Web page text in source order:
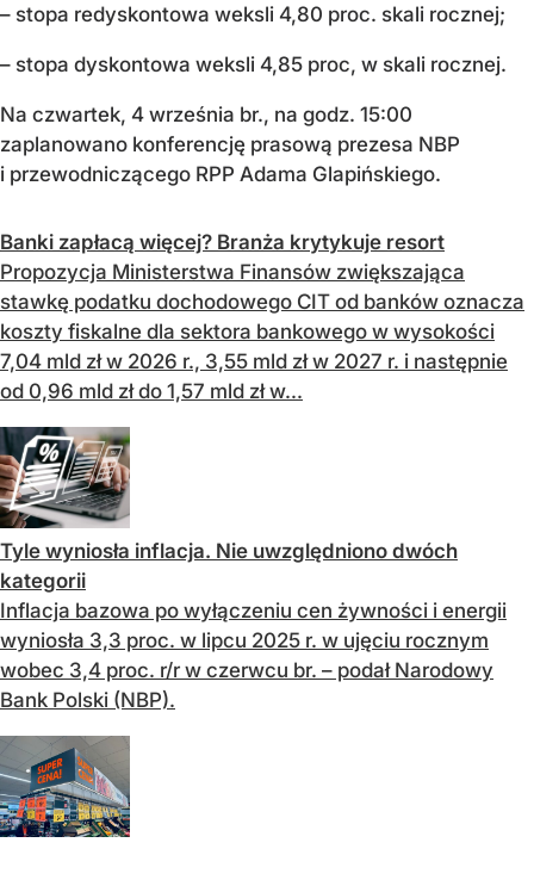
– stopa redyskontowa weksli 4,80 proc. skali rocznej;
– stopa dyskontowa weksli 4,85 proc, w skali rocznej.
Na czwartek, 4 września br., na godz. 15:00
zaplanowano konferencję prasową prezesa NBP
i przewodniczącego RPP Adama Glapińskiego.
Banki zapłacą więcej? Branża krytykuje resort
Propozycja Ministerstwa Finansów zwiększająca
stawkę podatku dochodowego CIT od banków oznacza
koszty fiskalne dla sektora bankowego w wysokości
7,04 mld zł w 2026 r., 3,55 mld zł w 2027 r. i następnie
od 0,96 mld zł do 1,57 mld zł w...
Tyle wyniosła inflacja. Nie uwzględniono dwóch
kategorii
Inflacja bazowa po wyłączeniu cen żywności i energii
wyniosła 3,3 proc. w lipcu 2025 r. w ujęciu rocznym
wobec 3,4 proc. r/r w czerwcu br. – podał Narodowy
Bank Polski (NBP).